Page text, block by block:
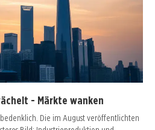
- Märkte wanken
Die im August veröffentlichten